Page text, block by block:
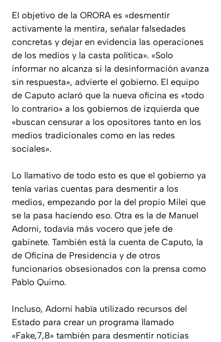
El objetivo de la ORORA es «desmentir
activamente la mentira, señalar falsedades
concretas y dejar en evidencia las operaciones
de los medios y la casta política». «Solo
informar no alcanza si la desinformación avanza
sin respuesta», advierte el gobierno. El equipo
de Caputo aclaró que la nueva oficina es «todo
lo contrario» a los gobiernos de izquierda que
«buscan censurar a los opositores tanto en los
medios tradicionales como en las redes
sociales».
Lo llamativo de todo esto es que el gobierno ya
tenía varias cuentas para desmentir a los
medios, empezando por la del propio Milei que
se la pasa haciendo eso. Otra es la de Manuel
Adorni, todavía más vocero que jefe de
gabinete. También está la cuenta de Caputo, la
de Oficina de Presidencia y de otros
funcionarios obsesionados con la prensa como
Pablo Quirno.
Incluso, Adorni había utilizado recursos del
Estado para crear un programa llamado
«Fake,7,8» también para desmentir noticias